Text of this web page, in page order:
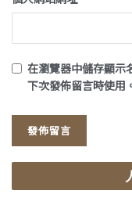
在瀏覽器中儲存顯示
下次發佈留言時使用